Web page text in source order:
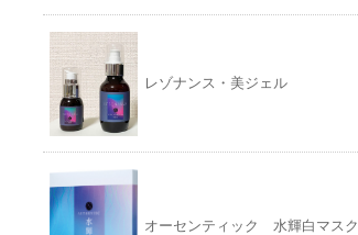
レゾナンス・美ジェル
オーセンティック 水輝白マスク